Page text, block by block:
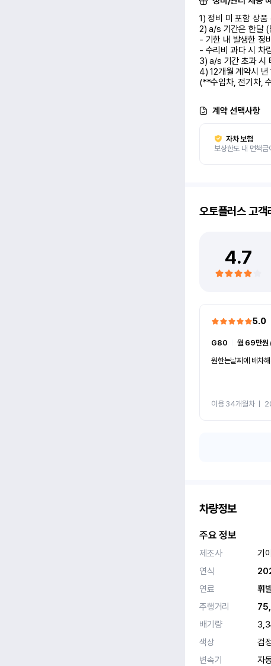
1) 정비 미 포함 상
2) a/s 기간은 한달
- 기한 내 발생한 정
- 수리비 과다 시 차
3) a/s 기간 초과 시
4) 12개월 계약시
(**수입차, 전기차,
계약 선택사항
자차 보험
보상한도 내 면책금
오토플러스고객
4.7
5.0
G80
월 69만원
원한는날짜에 배차
이용 34개월차ㅣ
차량정보
주요 정보
제조사
기
연식
연료
휘
주행거리
배기량
색상
검
변속기
자